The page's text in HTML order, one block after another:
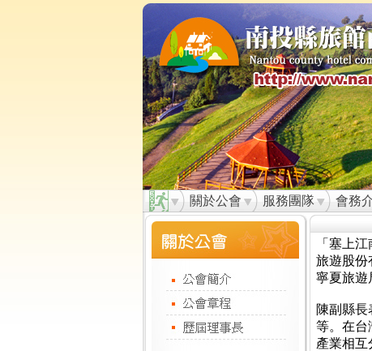
關於公會 服務團隊 會務
「塞上
旅遊股份
寧夏旅遊
陳副縣
等。在台
產業相互